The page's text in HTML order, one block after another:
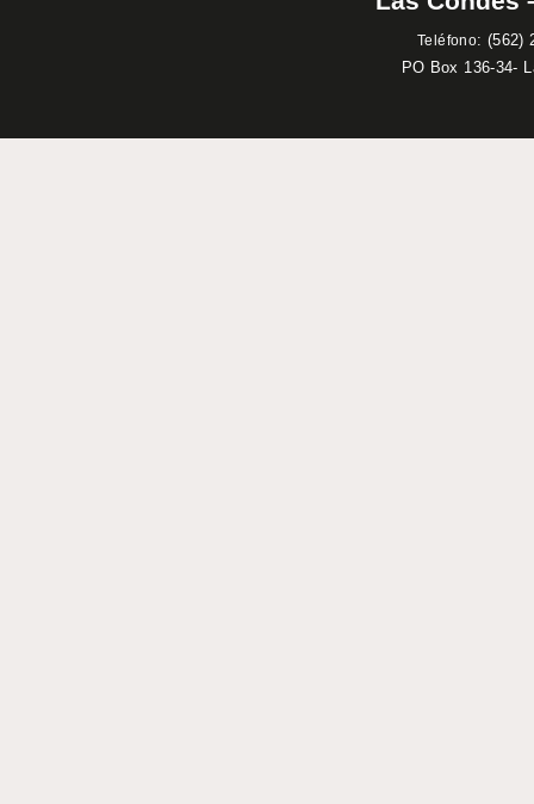
Teléfono: (562)
PO Box 136-34-